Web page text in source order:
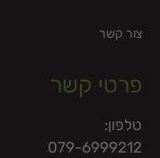
צור קשר
פרטי קשר
טלפון:
079-6999212